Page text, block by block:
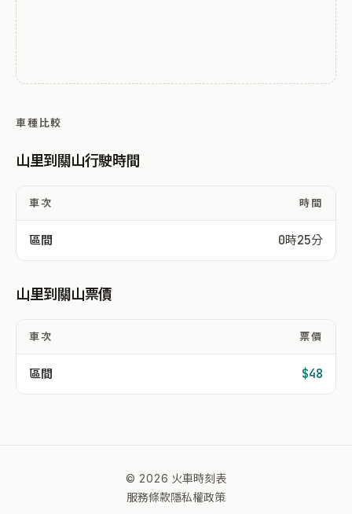
車種比較
山里到關山行駛時間
車次 時間
區間 0時25分
山里到關山票價
車次 票價
區間 $48
© 2026 火車時刻表
服務條款隱私權政策